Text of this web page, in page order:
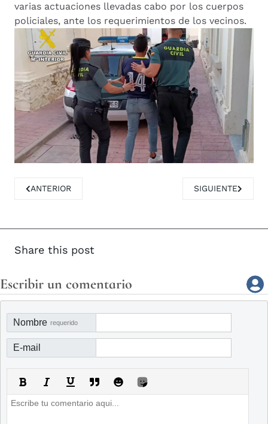
varias actuaciones llevadas cabo por los cuerpos
policiales, ante los requerimientos de los vecinos.
ARTÍCULO ANTERIOR: SE PRESENTAN LA CAMPAÑA DE
ANTERIOR ARTÍCULO
SIGUIENTE
Share this post
Escribir un comentario
Nombre requerido
E-mail